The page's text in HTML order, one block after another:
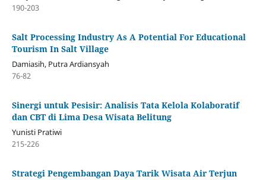
190-203
Salt Processing Industry As A Potential For Educational
Tourism In Salt Village
Damiasih, Putra Ardiansyah
76-82
Sinergi untuk Pesisir: Analisis Tata Kelola Kolaboratif
dan CBT di Lima Desa Wisata Belitung
Yunisti Pratiwi
215-226
Strategi Pengembangan Daya Tarik Wisata Air Terjun